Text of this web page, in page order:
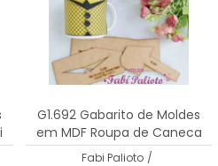
G1.692 Gabarito de Moldes
em MDF Roupa de Caneca
Papai
Fabi Palioto /